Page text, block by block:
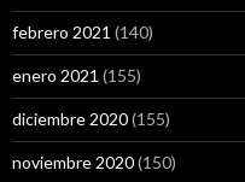
febrero 2021 (140)
enero 2021 (155)
diciembre 2020(155)
noviembre 2020(150)